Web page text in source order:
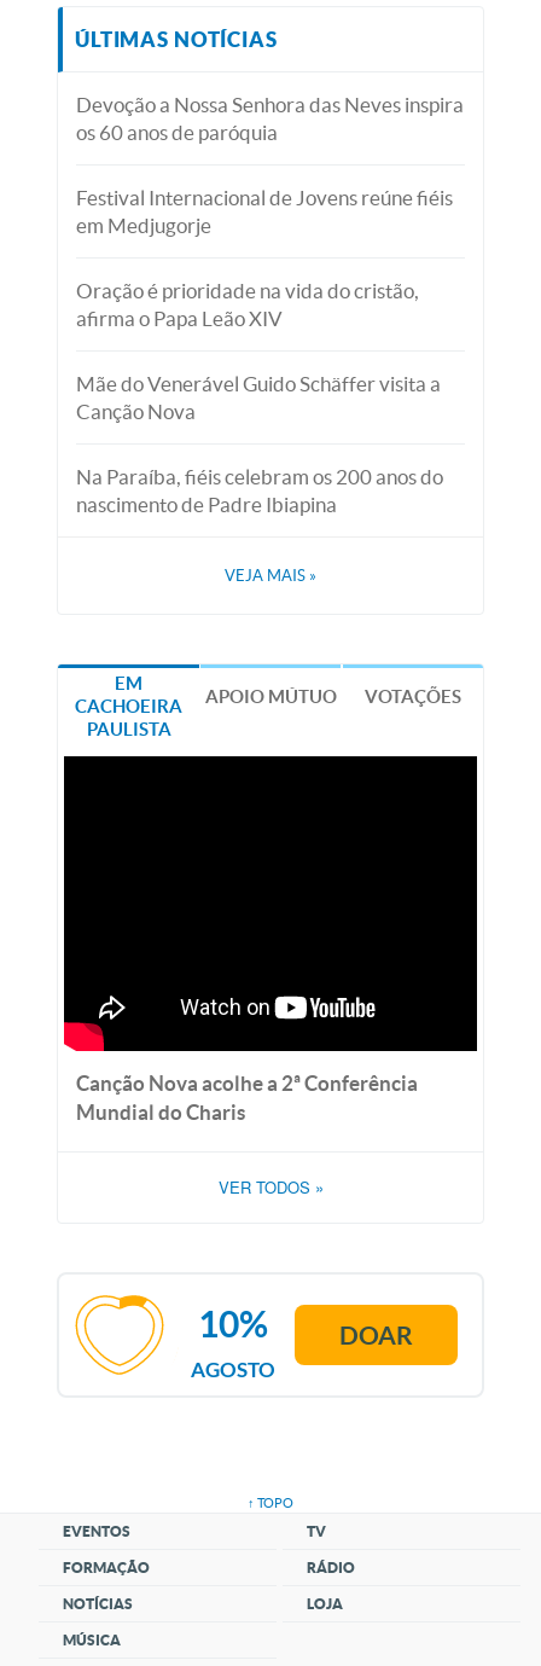
ÚLTIMAS NOTÍCIAS
Devoção a Nossa Senhora das Neves inspira
os 60 anos de paróquia
Festival Internacional de Jovens reúne fiéis
em Medjugorje
Oração é prioridade na vida do cristão,
afirma o Papa Leão XIV
Mãe do Venerável Guido Schäffer visita a
Canção Nova
Na Paraíba, fiéis celebram os 200 anos do
nascimento de Padre Ibiapina
VEJA MAIS »
EM
CACHOEIRA
PAULISTA
APOIO MÚTUO VOTAÇÕES
Canção Nova acolhe a 2ª Conferência
Mundial do Charis
VER TODOS »
AGOSTO
10% DOAR
↑ TOPO
EVENTOS
FORMAÇÃO
NOTÍCIAS
MÚSICA
TV
RÁDIO
LOJA